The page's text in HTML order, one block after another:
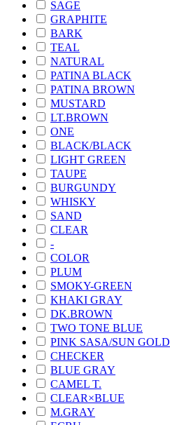
SAGE
GRAPHITE
BARK
TEAL
NATURAL
PATINA BLACK
PATINA BROWN
MUSTARD
LT.BROWN
ONE
BLACK/BLACK
LIGHT GREEN
TAUPE
BURGUNDY
WHISKY
SAND
CLEAR
-
COLOR
PLUM
SMOKY-GREEN
KHAKI GRAY
DK.BROWN
TWO TONE BLUE
PINK SASA/SUN GOLD
CHECKER
BLUE GRAY
CAMEL T.
CLEAR×BLUE
M.GRAY